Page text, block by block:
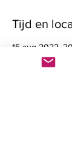
Tijd en
15 aug 2022,
't Wapen van
2015 GV